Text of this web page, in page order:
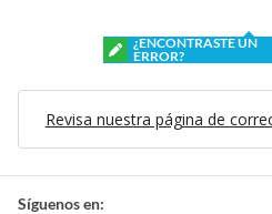
¿ENCONTRASTE UN
ERROR?
Revisa nuestra página de
Síguenos en: